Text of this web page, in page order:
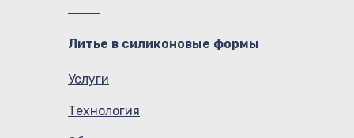
Литье в силиконовые формы
Услуги
Технология